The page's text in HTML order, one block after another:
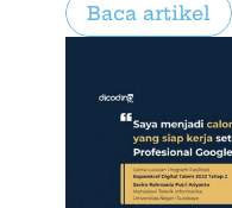
Baca artikel